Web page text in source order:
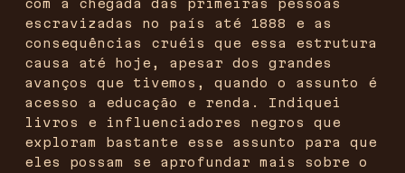
com a chegada das primeiras pessoas
escravizadas no país até 1888 e as
consequências cruéis que essa estrutura
causa até hoje, apesar dos grandes
avanços que tivemos, quando o assunto é
acesso a educação e renda. Indiquei
livros e influenciadores negros que
exploram bastante esse assunto para que
eles possam se aprofundar mais sobre o